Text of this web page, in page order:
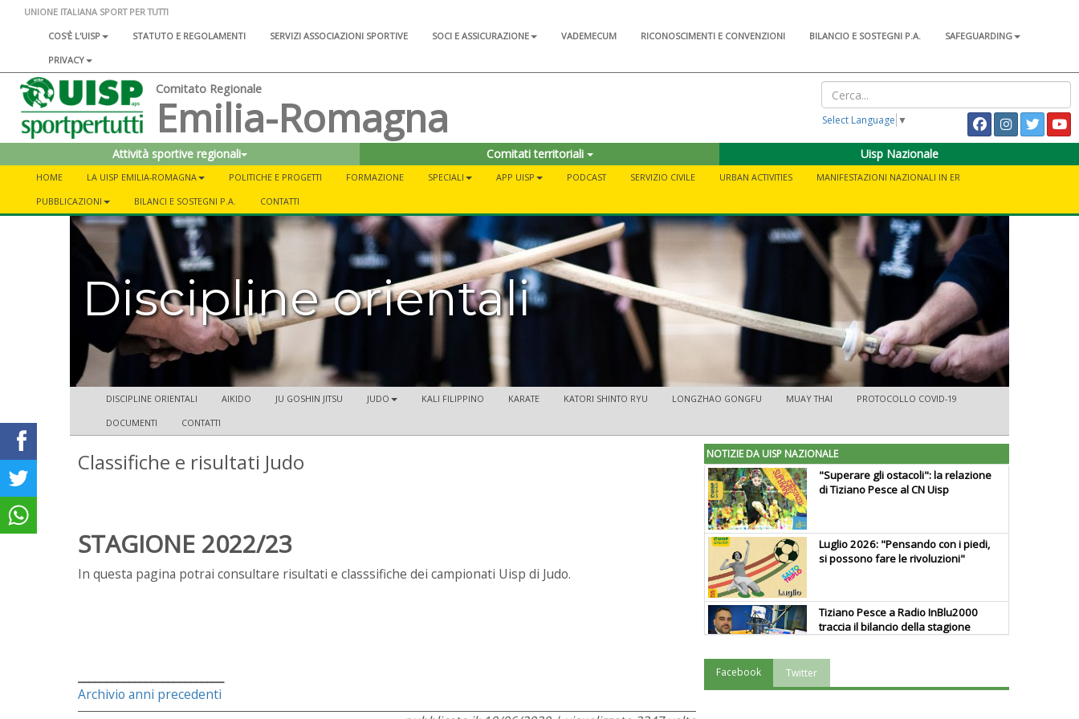
UNIONE ITALIANA SPORT PER TUTTI
COS'È L'UISP
STATUTO E REGOLAMENTI SERVIZI ASSOCIAZIONI SPORTIVE SOCI E ASSICURAZIONE VADEMECUM RICONOSCIMENTI E CONVENZIONI BILANCIO E SOSTEGNI P.A.
SAFEGUARDING
PRIVACY
Comitato Regionale
Emilia-Romagna Select Language ▼
Attività sportive regionali Comitati territoriali Uisp Nazionale
HOME LA UISP EMILIA-ROMAGNA POLITICHE E PROGETTI FORMAZIONE SPECIALI APP UISP PODCAST SERVIZIO CIVILE URBAN ACTIVITIES
MANIFESTAZIONI NAZIONALI IN ER
PUBBLICAZIONI
BILANCI E SOSTEGNI P.A. CONTATTI
Discipline orientali
DISCIPLINE ORIENTALI AIKIDO JU GOSHIN JITSU JUDO KALI FILIPPINO KARATE KATORI SHINTO RYU LONGZHAO GONGFU MUAY THAI
PROTOCOLLO COVID-19
DOCUMENTI
CONTATTI
Classifiche e risultati Judo
STAGIONE 2022/23
In questa pagina potrai consultare risultati e classsifiche dei campionati Uisp di Judo.
Archivio anni precedenti
NOTIZIE DA UISP NAZIONALE
"Superare gli ostacoli": la relazione
di Tiziano Pesce al CN Uisp
Luglio 2026: "Pensando con i piedi,
si possono fare le rivoluzioni"
Tiziano Pesce a Radio InBlu2000
traccia il bilancio della stagione
Facebook Twitter